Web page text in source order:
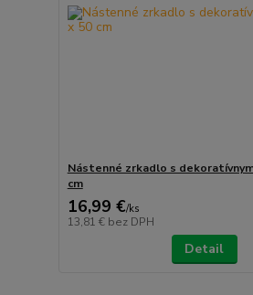
Nástenné zrkadlo s
cm
16,99 €/ks
13,81 € bez DPH
Detail